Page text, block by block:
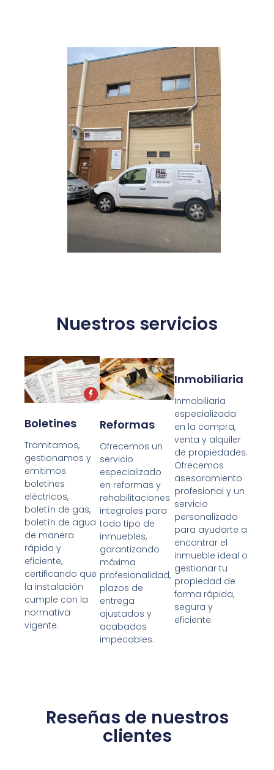
Nuestros servicios
Boletines
Tramitamos,
gestionamos y
emitimos
boletines
eléctricos,
boletín de gas,
boletín de agua
de manera
rápida y
eficiente,
certificando que
la instalación
cumple con la
normativa
vigente.
Reformas
Ofrecemos un
servicio
especializado
en reformas y
rehabilitaciones
integrales para
todo tipo de
inmuebles,
garantizando
máxima
profesionalidad,
plazos de
entrega
ajustados y
acabados
impecables.
Inmobiliaria
Inmobiliaria
especializada
en la compra,
venta y alquiler
de propiedades.
Ofrecemos
asesoramiento
profesional y un
servicio
personalizado
para ayudarte a
encontrar el
inmueble ideal o
gestionar tu
propiedad de
forma rápida,
segura y
eficiente.
Reseñas de nuestros
clientes